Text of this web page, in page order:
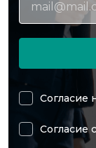
Согласие
Согласие с